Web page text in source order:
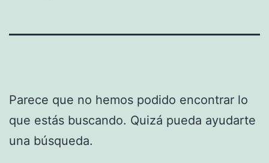
Parece que no hemos podido encontrar lo
que estás buscando. Quizá pueda ayudarte
una búsqueda.